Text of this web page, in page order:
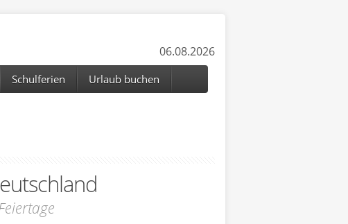
06.08.2026
Schulferien Urlaub buchen